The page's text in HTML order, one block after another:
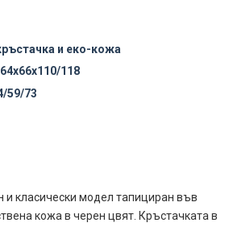
и еко-кожа
64x66x110/118
59/73
и класически модел тапициран във
кожа в черен цвят. Кръстачката в